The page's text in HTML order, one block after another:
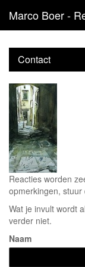
Marco Boer -
Contact
Reacties worden
opmerkingen,
Wat je invult wordt
verder niet.
Naam